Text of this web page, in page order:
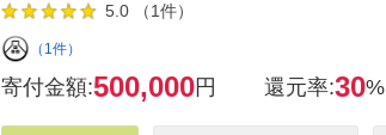
5.0 （1件）
（1件）
寄付金額:500,000円 還元率:30%